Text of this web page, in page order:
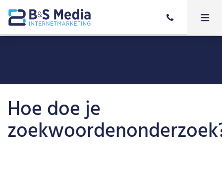
Hoe doe je